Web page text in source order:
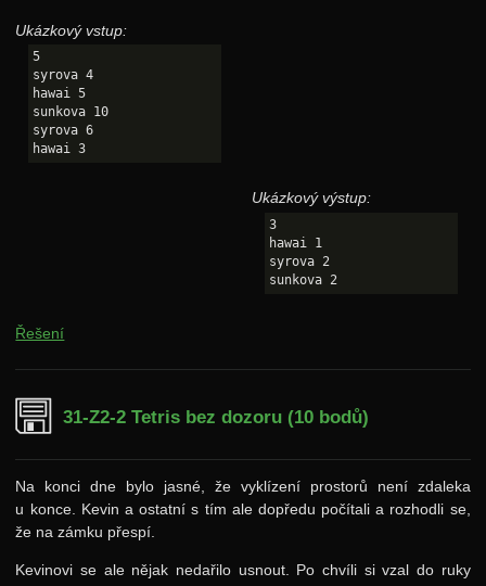
Ukázkový vstup:
5
syrova 4
hawai 5
sunkova 10
syrova 6
hawai 3
Ukázkový výstup:
3
hawai 1
syrova 2
sunkova 2
Řešení
31-Z2-2 Tetris bez dozoru (10 bodů)
Na konci dne bylo jasné, že vyklízení prostorů není zdaleka
u konce. Kevin a ostatní s tím ale dopředu počítali a rozhodli se,
že na zámku přespí.
Kevinovi se ale nějak nedařilo usnout. Po chvíli si vzal do ruky